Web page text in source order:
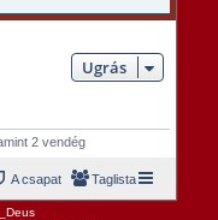
Ugrás
2 vendég
Taglista
A csapat